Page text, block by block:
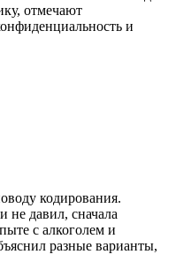
отмечают
и
кодирования.
не давил, сначала
с алкоголем и
разные варианты,